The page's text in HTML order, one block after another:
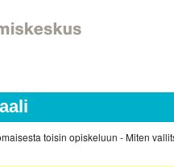
toisin opiskeluun - Miten